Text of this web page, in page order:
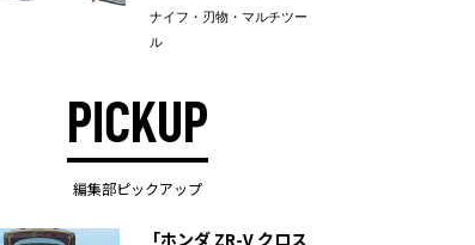
ナイフ・刃物・マルチツー
ル
PICKUP
編集部ピックアップ
「ホンダ ZR-V クロス